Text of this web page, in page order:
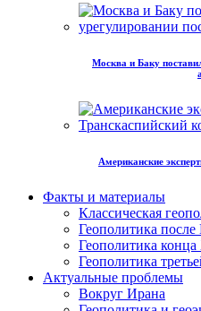
Москва и Баку
Американские
Факты и материалы
Классическая
Геополитика
Геополитика
Геополитика
Актуальные проблемы
Вокруг Ирана